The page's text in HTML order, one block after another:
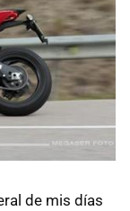
de mis días